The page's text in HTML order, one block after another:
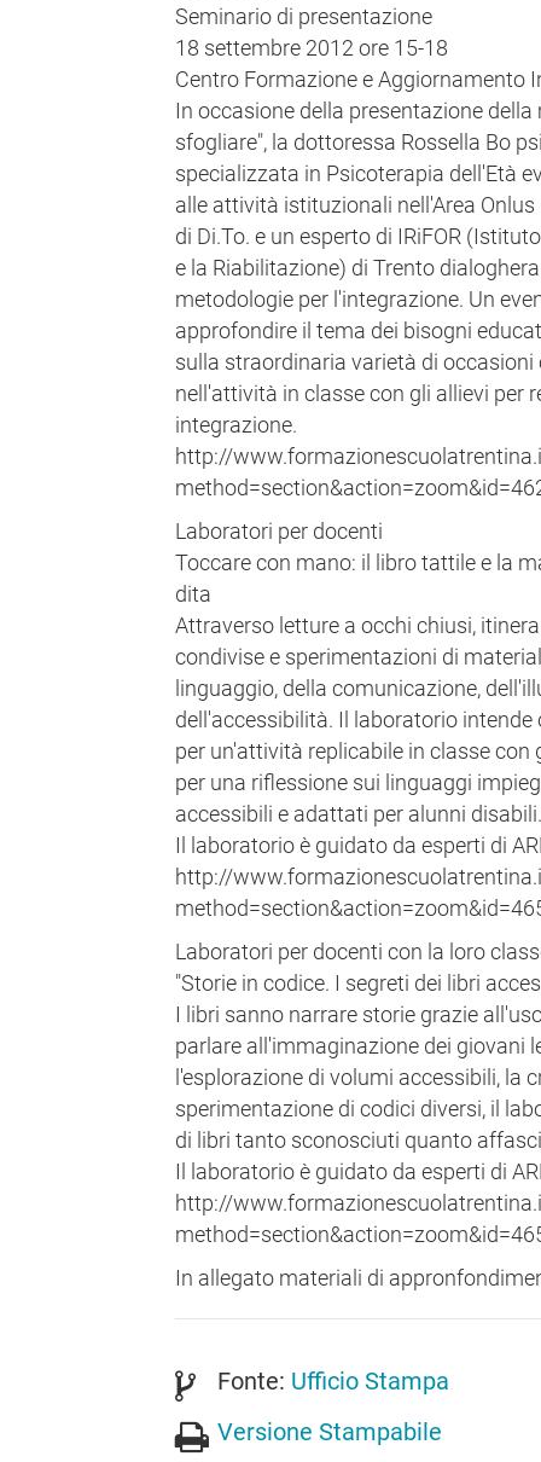
Seminario di presentazione
18 settembre 2012 ore 15-18
Centro Formazione e Aggiornamento
In occasione della presentazione
sfogliare", la dottoressa Rossella Bo
specializzata in Psicoterapia dell'Età
alle attività istituzionali nell'Area
di Di.To. e un esperto di IRiFOR
e la Riabilitazione) di Trento
metodologie per l'integrazione. Un
approfondire il tema dei bisogni
sulla straordinaria varietà di
nell'attività in classe con gli allievi per
integrazione.
http://
Laboratori per docenti
Toccare con mano: il libro tattile e la
dita
Attraverso letture a occhi chiusi,
condivise e sperimentazioni di
linguaggio, della comunicazione,
dell'accessibilità. Il laboratorio
per un'attività replicabile in classe con
per una riflessione sui linguaggi
accessibili e adattati per alunni disabili.
Il laboratorio è guidato da esperti di
http://
Laboratori per docenti con la loro
"Storie in codice. I segreti dei libri
I libri sanno narrare storie grazie
parlare all'immaginazione dei giovani
l'esplorazione di volumi accessibili, la
sperimentazione di codici diversi, il
di libri tanto sconosciuti quanto
Il laboratorio è guidato da esperti di
http://
In allegato materiali di
Fonte: Ufficio Stampa
Versione Stampabile